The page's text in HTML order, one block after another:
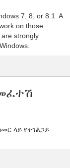
7, 8, or 8.1. A
on those
strongly
ላይ የተገልጋይ